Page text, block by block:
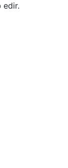
edir.